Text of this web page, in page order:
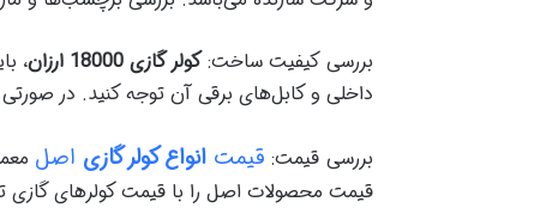
بررسی کیفیت ساخت:کولر گازی 18000 ارزان
،
داخلی و کابل‌های برقی آن توجه کنید. در
بررسی قیمت: قیمت انواع کولر گازی اصل
قیمت محصولات اصل را با قیمت کولر‌های گازی